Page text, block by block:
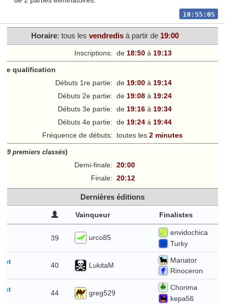
10:55:05
Horaire: tous les vendredisà partir de 19:00
Inscriptions: de 18:50 à 19:13
de qualification
Débuts 1re partie: de 19:00 à 19:14
Débuts 2e partie: de 19:08 à 19:24
Débuts 3e partie: de 19:16 à 19:34
Débuts 4e partie: de 19:24 à 19:44
Fréquence de débuts: toutes les 2 minutes
9 premiers classés)
Demi-finale: 20:00
Finale: 20:12
Dernières éditions
Vainqueur Finalistes
39 urco85
envidochica
Turky
40 LukitaM
Mariator
Rinoceron
44 greg529
Chorima
kepa56